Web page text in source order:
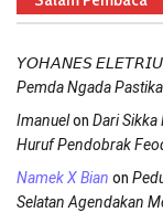
𝘠𝘖𝘏𝘈𝘕𝘌𝘚
Pemda Ngada
Imanuelon Dari Sikka
Huruf Pendobrak
Namek X Bian on
Selatan Agendakan